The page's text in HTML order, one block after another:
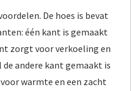
De hoes is bevat
één kant is gemaakt
zorgt voor verkoeling en
andere kant gemaakt is
warmte en een zacht